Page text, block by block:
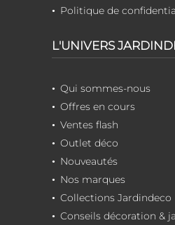
Politique de
L'UNIVERS
Qui sommes-nous
Offres en cours
Ventes flash
Outlet déco
Nouveautés
Nos marques
Collections Jardindeco
Conseils décoration &